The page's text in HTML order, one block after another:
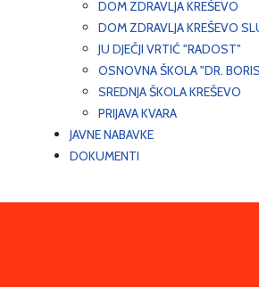
DOM ZDRAVLJA KREŠEVO
DOM ZDRAVLJA KREŠEVO
JU DJEČJI VRTIĆ "RADOST"
OSNOVNA ŠKOLA "DR.
SREDNJA ŠKOLA KREŠEVO
PRIJAVA KVARA
JAVNE NABAVKE
DOKUMENTI